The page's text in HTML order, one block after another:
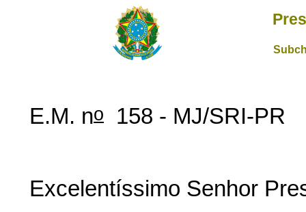
E.M. no 158 - MJ/SRI-PR
Excelentíssimo Senhor